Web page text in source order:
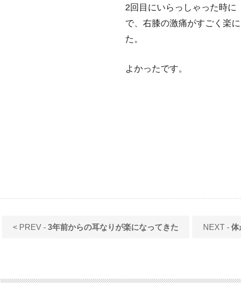
2回目にいらっしゃった時に
で、右膝の激痛がすごく楽
た。
よかったです。
< PREV - 3年前からの耳なりが楽になってきた NEXT - 体